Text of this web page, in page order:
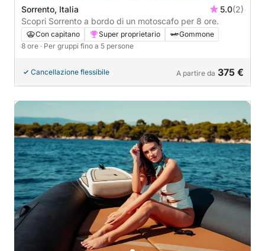
Sorrento, Italia 5.0(2)
Scopri Sorrento a bordo di un motoscafo per 8 ore.
Con capitano Super proprietario
Gommone
8 ore · Per gruppi fino a 5 persone
Cancellazione flessibile A partire da 375 €